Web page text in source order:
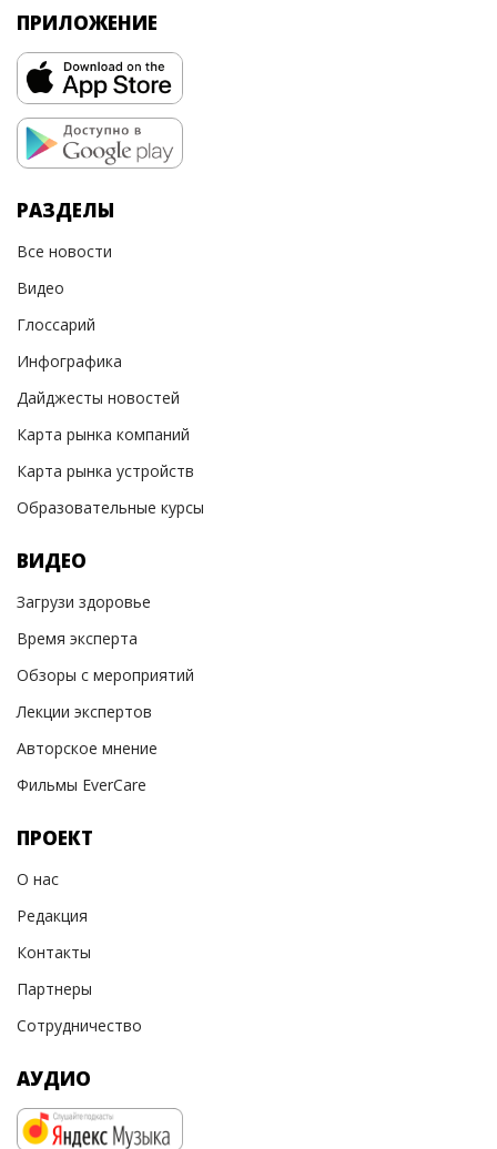
ПРИЛОЖЕНИЕ
РАЗДЕЛЫ
Все новости
Видео
Глоссарий
Инфографика
Дайджесты новостей
Карта рынка компаний
Карта рынка устройств
Образовательные курсы
ВИДЕО
Загрузи здоровье
Время эксперта
Обзоры с мероприятий
Лекции экспертов
Авторское мнение
Фильмы EverCare
ПРОЕКТ
О нас
Редакция
Контакты
Партнеры
Сотрудничество
АУДИО